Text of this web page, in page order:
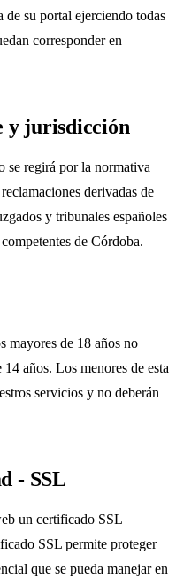
su portal ejerciendo todas
corresponder en
y jurisdicción
se regirá por la normativa
derivadas de
y tribunales españoles
de Córdoba.
mayores de 18 años no
años. Los menores de esta
servicios y no deberán
- SSL
un certificado SSL
SSL permite proteger
que se pueda manejar en